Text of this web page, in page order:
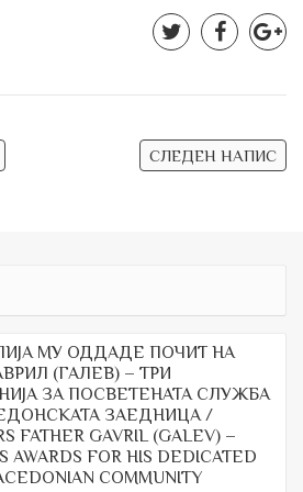
СЛЕДЕН НАПИС
МУ ОДДАДЕ ПОЧИТ НА
(ГАЛЕВ) – ТРИ
ЗА ПОСВЕТЕНАТА СЛУЖБА
ЗАЕДНИЦА /
FATHER GAVRIL (GALEV) –
AWARDS FOR HIS DEDICATED
COMMUNITY